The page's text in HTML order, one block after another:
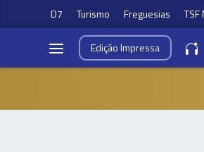
D7 Turismo Freguesias TSF
EdiçãoImpressa